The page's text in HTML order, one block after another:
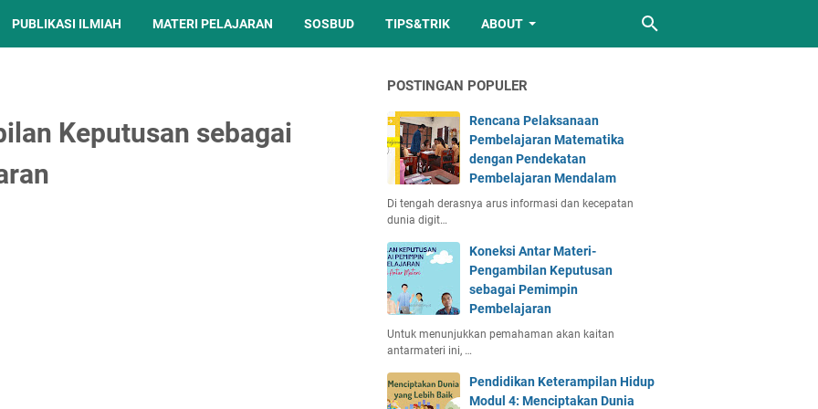
PUBLIKASI ILMIAH MATERI PELAJARAN SOSBUD TIPS&TRIK ABOUT
Keputusan sebagai
POSTINGAN POPULER
Rencana Pelaksanaan
Pembelajaran Matematika
dengan Pendekatan
Pembelajaran Mendalam
Di tengah derasnya arus informasi dan kecepatan
dunia digit…
Koneksi Antar Materi-
Pengambilan Keputusan
sebagai Pemimpin
Pembelajaran
Untuk menunjukkan pemahaman akan kaitan
antarmateri ini, …
Pendidikan Keterampilan Hidup
Modul 4: Menciptakan Dunia